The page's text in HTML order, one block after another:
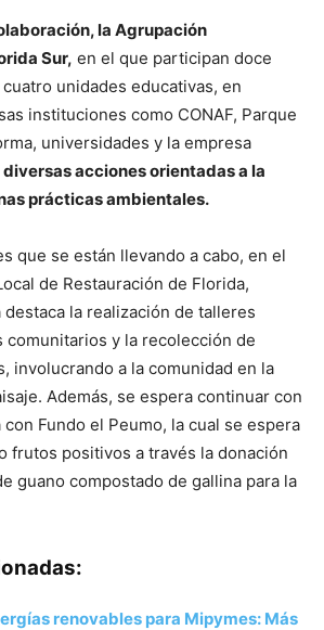
la Agrupación
Sur, en el que participan doce
unidades educativas, en
instituciones como CONAF, Parque
universidades y la empresa
acciones orientadas a la
prácticas ambientales.
que se están llevando a cabo, en el
de Restauración de Florida,
destaca la realización de talleres
comunitarios y la recolección de
involucrando a la comunidad en la
Además, se espera continuar con
Fundo el Peumo, la cual se espera
frutos positivos a través la donación
guano compostado de gallina para la
renovables para Mipymes: Más